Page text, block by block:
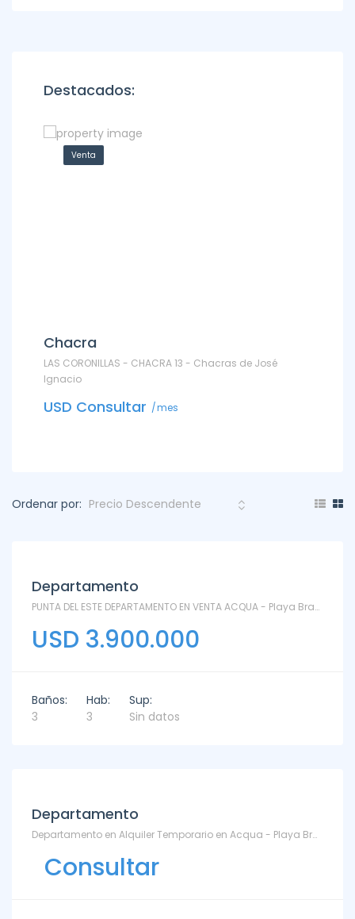
Destacados:
Venta
Chacra
LAS CORONILLAS - CHACRA 13 - Chacras de José
Ignacio
USD Consultar mes
Ordenar por:
Departamento
PUNTA DEL ESTE DEPARTAMENTO EN VENTA ACQUA - Playa Brava
USD 3.900.000
Baños:
3
Hab:
3
Sup:
Sin datos
Departamento
Departamento en Alquiler Temporario en Acqua - Playa Brava
Consultar